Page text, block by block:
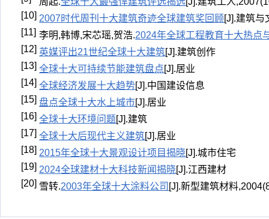
[10] 2007时代周刊十大建筑奇迹全球建筑奖回顾[J].建筑与
[11] 李明,韩博,宋芯瑶,贺浩.2024年全球工程教育十大热点
[12] 英媒评出21世纪全球十大建筑[J].建筑创作
[13] 全球十大可持续节能建筑盘点[J].居业
[14] 全球经济发展十大趋势[J].中国建设信息
[15] 盘点全球十大水上城市[J].居业
[16] 全球十大环境问题[J].建筑
[17] 全球十大后现代主义建筑[J].居业
[18] 2015年全球十大景观设计项目揭晓[J].城市住宅
[19] 2024全球建材十大科技新闻揭晓[J].江西建材
[20] 雪转.2003年全球十大涂料公司 [J].新型建筑材料